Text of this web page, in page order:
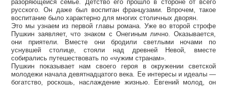
разоряющейся семье. Детство его прошло в стороне от всего
русского. Он даже был воспитан французами. Впрочем, такое
воспитание было характерно для многих столичных дворян.
Это мы узнаем из первой главы романа. Уже во второй строфе
Пушкин заявляет, что знаком с Онегиным лично. Оказывается,
они приятели. Вместе они бродили светлыми ночами по
уснувшей столице, стояли над древней Невой, вместе
собирались путешествовать по «чужим странам».
Пушкин показывает нам своего героя в окружении светской
молодежи начала девятнадцатого века. Ее интересы и идеалы —
богатство, роскошь, наслаждение жизнью. Евгений молод, он